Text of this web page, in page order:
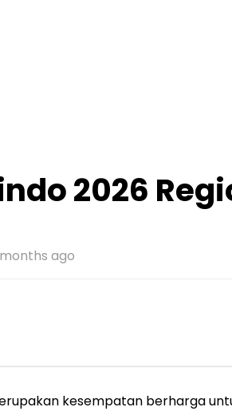
2026
ago
kesempatan berharga